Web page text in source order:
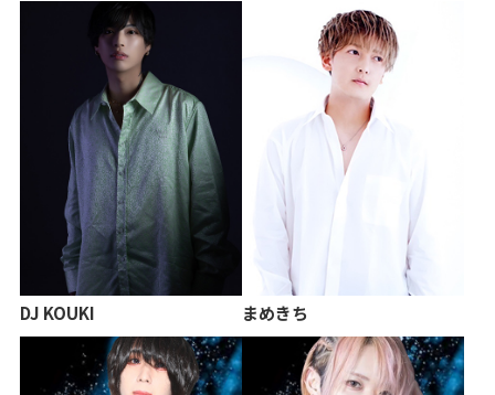
DJ KOUKI まめきち